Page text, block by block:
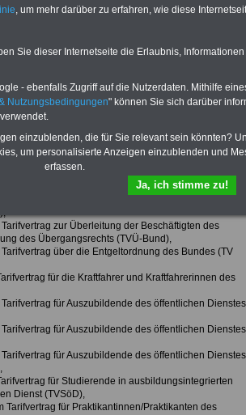
2025
soweit der Bund betroffen ist, auf folgende
für den öffentlichen Dienst (TVöD),
zur Überleitung der Beschäftigten des
des Übergangsrechts (TVÜ-Bund),
über die Entgeltordnung des Bundes (TV
für die Kraftfahrer und Kraftfahrerinnen des
für Auszubildende des öffentlichen Dienstes
für Auszubildende des öffentlichen Dienstes
für Auszubildende des öffentlichen Dienstes
für Studierende in ausbildungsintegrierten
Dienst (TVSöD),
Tarifvertrag für Praktikantinnen/Praktikanten des
, um mehr darüber zu erfahren, wie diese
Sie dieser Internetseite die Erlaubnis,
- ebenfalls Zugriff auf die Nutzerdaten. Mithilfe
Nutzungsbedingungen" können Sie sich darüber
einzublenden, die für Sie relevant sein könnten?
um personalisierte Anzeigen einzublenden und
erfassen.
Ja, ich stimme zu!